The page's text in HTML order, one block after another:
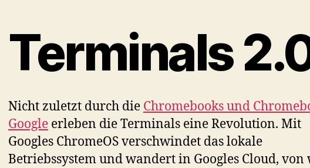
Terminals
Nicht zuletzt durch die Chromebooks und
Google erleben die Terminals eine Revolution. Mit
Googles ChromeOS verschwindet das lokale
Betriebssystem und wandert in Googles Cloud, von